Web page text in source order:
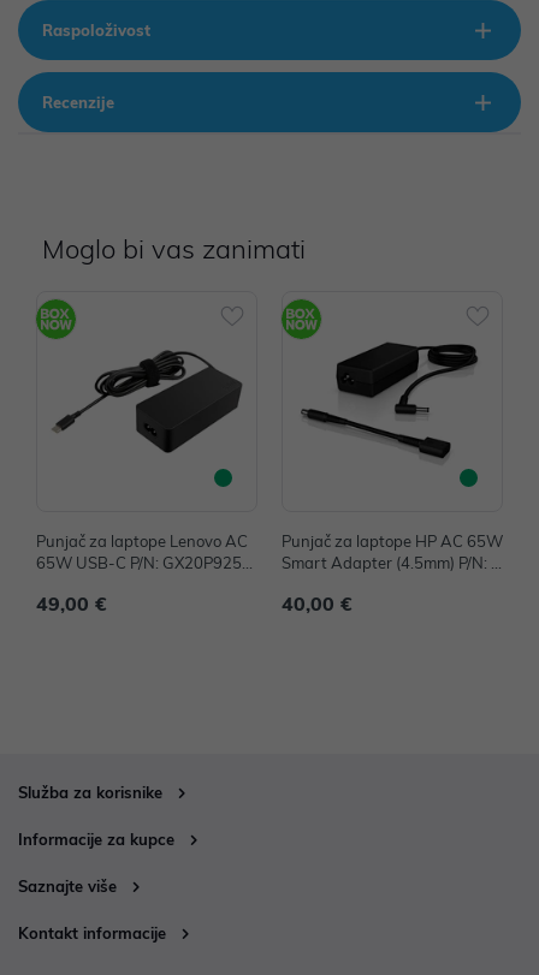
Raspoloživost
Recenzije
Moglo bi vas zanimati
Punjač za laptope Lenovo AC
65W USB-C P/N: GX20P9252
49,00 €
Punjač za laptope HP AC 65W
Smart Adapter (4.5mm) P/N: H
40,00 €
Služba za korisnike
Informacije za kupce
Saznajte više
Kontakt informacije